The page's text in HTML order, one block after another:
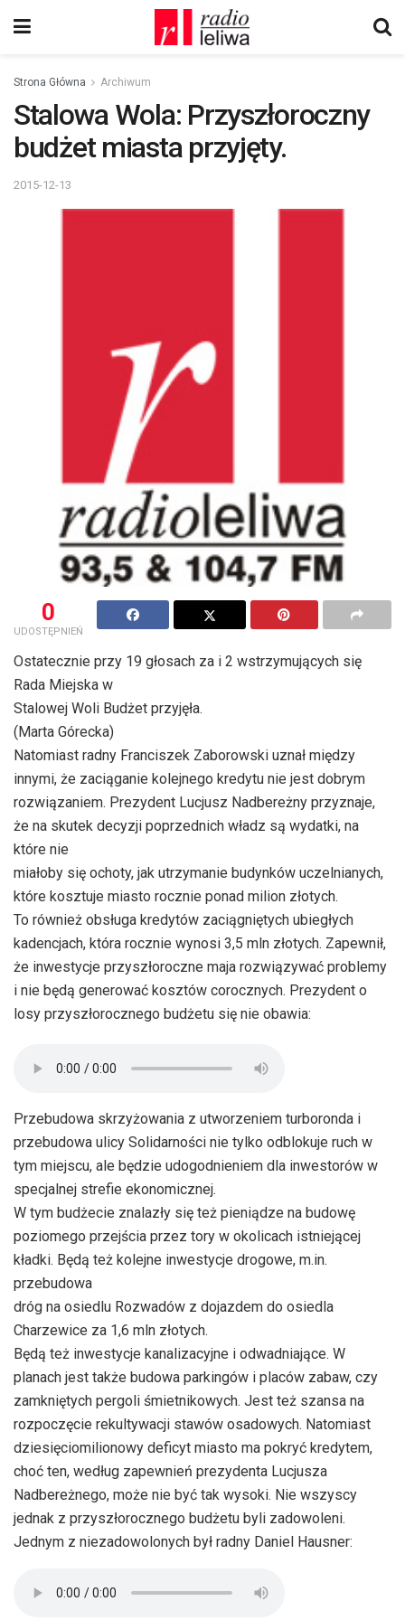
Strona Główna Archiwum
Stalowa Wola: Przyszłoroczny
budżet miasta przyjęty.
2015-12-13
0
UDOSTĘPNIEŃ
Ostatecznie przy 19 głosach za i 2 wstrzymujących się
Rada Miejska w
Stalowej Woli Budżet przyjęła.
(Marta Górecka)
Natomiast radny Franciszek Zaborowski uznał między
innymi, że zaciąganie kolejnego kredytu nie jest dobrym
rozwiązaniem. Prezydent Lucjusz Nadbereżny przyznaje,
że na skutek decyzji poprzednich władz są wydatki, na
które nie
miałoby się ochoty, jak utrzymanie budynków uczelnianych,
które kosztuje miasto rocznie ponad milion złotych.
To również obsługa kredytów zaciągniętych ubiegłych
kadencjach, która rocznie wynosi 3,5 mln złotych. Zapewnił,
że inwestycje przyszłoroczne maja rozwiązywać problemy
i nie będą generować kosztów corocznych. Prezydent o
losy przyszłorocznego budżetu się nie obawia:
Przebudowa skrzyżowania z utworzeniem turboronda i
przebudowa ulicy Solidarności nie tylko odblokuje ruch w
tym miejscu, ale będzie udogodnieniem dla inwestorów w
specjalnej strefie ekonomicznej.
W tym budżecie znalazły się też pieniądze na budowę
poziomego przejścia przez tory w okolicach istniejącej
kładki. Będą też kolejne inwestycje drogowe, m.in.
przebudowa
dróg na osiedlu Rozwadów z dojazdem do osiedla
Charzewice za 1,6 mln złotych.
Będą też inwestycje kanalizacyjne i odwadniające. W
planach jest także budowa parkingów i placów zabaw, czy
zamkniętych pergoli śmietnikowych. Jest też szansa na
rozpoczęcie rekultywacji stawów osadowych. Natomiast
dziesięciomilionowy deficyt miasto ma pokryć kredytem,
choć ten, według zapewnień prezydenta Lucjusza
Nadbereżnego, może nie być tak wysoki. Nie wszyscy
jednak z przyszłorocznego budżetu byli zadowoleni.
Jednym z niezadowolonych był radny Daniel Hausner: